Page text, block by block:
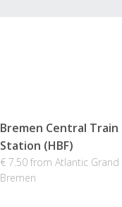
Bremen Central Train
Station (HBF)
€ 7.50 from Atlantic
Bremen